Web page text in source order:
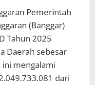
Pemerintah
(Banggar)
Tahun 2025
Daerah sebesar
ini mengalami
dari